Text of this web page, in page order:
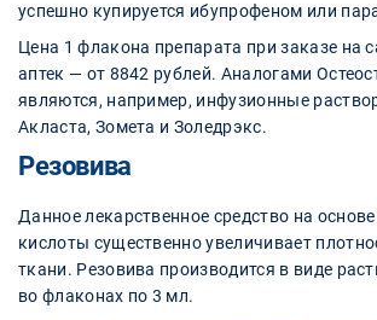
успешно купируется ибупрофеном или
Цена 1 флакона препарата при заказе на
аптек — от 8842 рублей. Аналогами
являются, например, инфузионные
Акласта, Зомета и Золедрэкс.
Резовива
Данное лекарственное средство на
кислоты существенно увеличивает
ткани. Резовива производится в виде
во флаконах по 3 мл.